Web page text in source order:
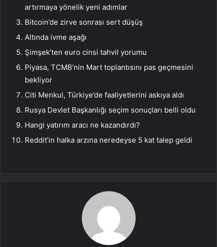
artırmaya yönelik yeni adımlar
Bitcoin’de zirve sonrası sert düşüş
Altında ivme aşağı
Şimşek’ten euro cinsi tahvil yorumu
Piyasa, TCMB’nin Mart toplantısını pas geçmesini
bekliyor
Citi Menkul, Türkiye’de faaliyetlerini askıya aldı
Rusya Devlet Başkanlığı seçim sonuçları belli oldu
Hangi yatırım aracı ne kazandırdı?
Reddit’in halka arzına neredeyse 5 kat talep geldi